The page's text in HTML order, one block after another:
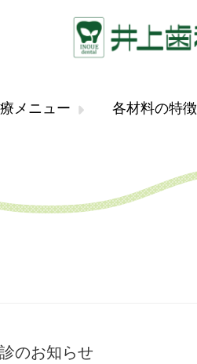
メニュー 各材料の特徴
のお知らせ